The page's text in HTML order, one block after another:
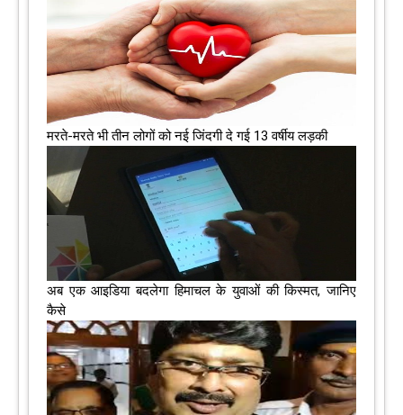
मरते-मरते भी तीन लोगों को नई जिंदगी दे गई 13 वर्षीय लड़की
अब एक आइडिया बदलेगा हिमाचल के युवाओं की किस्मत, जानिए
कैसे